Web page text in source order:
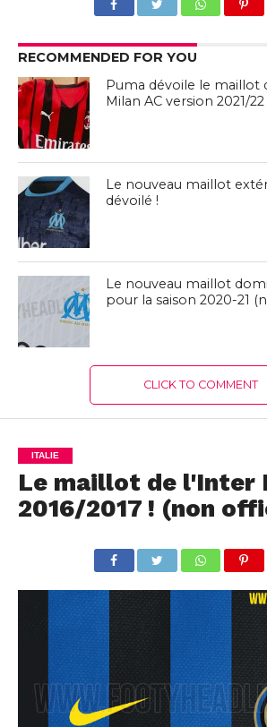
RECOMMENDED FOR YOU
Puma dévoile le maillot
Milan AC version 2021/22
Le nouveau maillot
dévoilé !
Le nouveau maillot
pour la saison 2020-21
CLICK TO COMMENT
ITALIE
Le maillot de l'Inter
2016/2017 ! (non